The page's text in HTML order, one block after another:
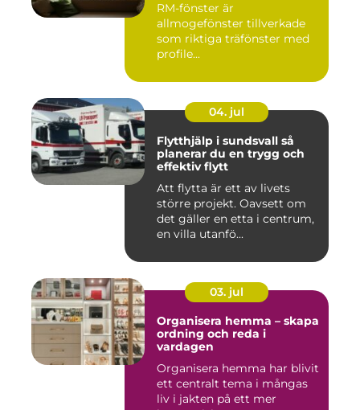
RM-fönster är
allmogefönster tillverkade
som riktiga träfönster med
profile...
04. jul
Flytthjälp i sundsvall så
planerar du en trygg och
effektiv flytt
Att flytta är ett av livets
större projekt. Oavsett om
det gäller en etta i centrum,
en villa utanfö...
03. jul
Organisera hemma – skapa
ordning och reda i
vardagen
Organisera hemma har blivit
ett centralt tema i mångas
liv i jakten på ett mer